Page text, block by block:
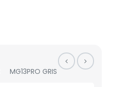
MG13PRO GRIS